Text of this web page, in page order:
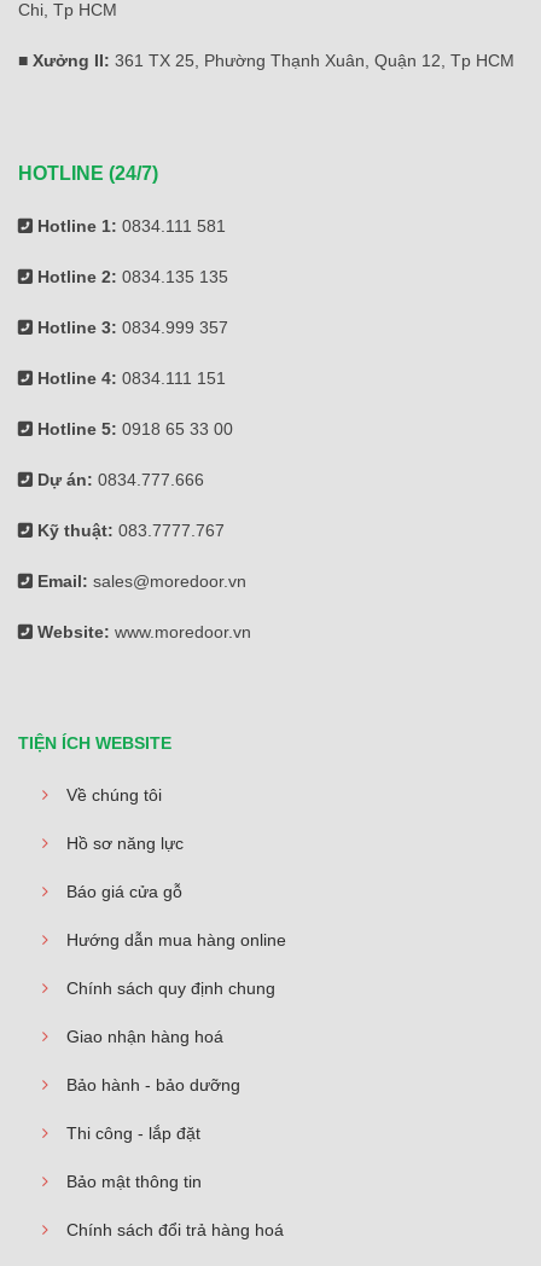
Chi, Tp HCM
■ Xưởng II: 361 TX 25, Phường Thạnh Xuân, Quận 12, Tp HCM
HOTLINE (24/7)
Hotline 1: 0834.111 581
Hotline 2: 0834.135 135
Hotline 3: 0834.999 357
Hotline 4: 0834.111 151
Hotline 5: 0918 65 33 00
Dự án: 0834.777.666
Kỹ thuật: 083.7777.767
Email: sales@moredoor.vn
Website: www.moredoor.vn
TIỆN ÍCH WEBSITE
Về chúng tôi
Hồ sơ năng lực
Báo giá cửa gỗ
Hướng dẫn mua hàng online
Chính sách quy định chung
Giao nhận hàng hoá
Bảo hành - bảo dưỡng
Thi công - lắp đặt
Bảo mật thông tin
Chính sách đổi trả hàng hoá